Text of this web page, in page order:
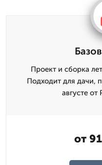
Проект и сборка
Подходит для дачи,
августе
от